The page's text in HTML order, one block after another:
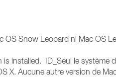
OS Snow Leopard ni Mac OS
is installed. ID_Seul le système
X. Aucune autre version de